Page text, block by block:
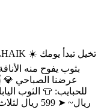
بثوب يفوح منه
ريال~ ➤ 599